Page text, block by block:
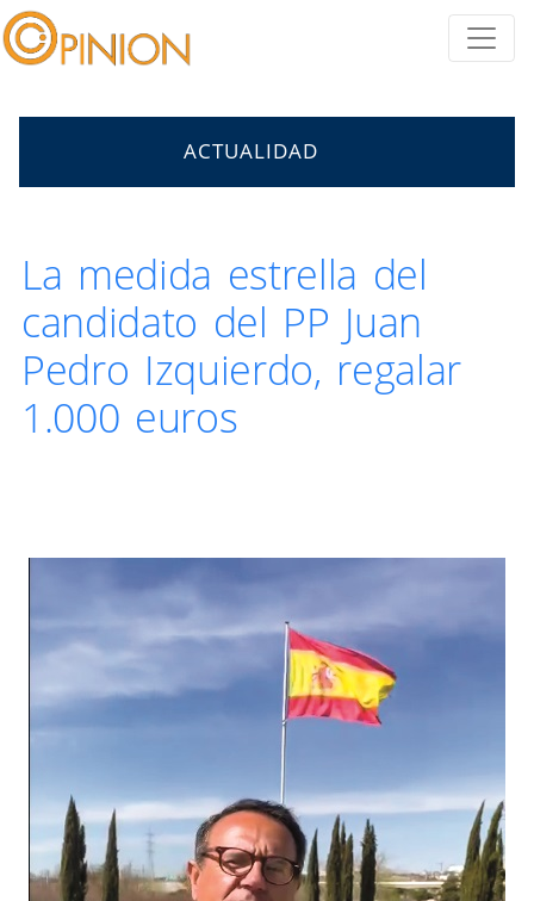
ACTUALIDAD
La medida estrella del
candidato del PP Juan
Pedro Izquierdo, regalar
1.000 euros